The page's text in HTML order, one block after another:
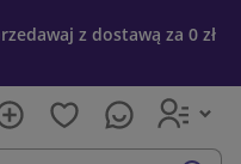
z dostawą za 0 zł